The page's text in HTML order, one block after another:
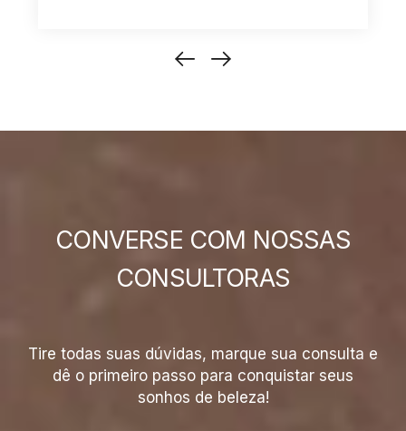
CONVERSE COM NOSSAS
CONSULTORAS
Tire todas suas dúvidas, marque sua consulta e
dê o primeiro passo para conquistar seus
sonhos de beleza!